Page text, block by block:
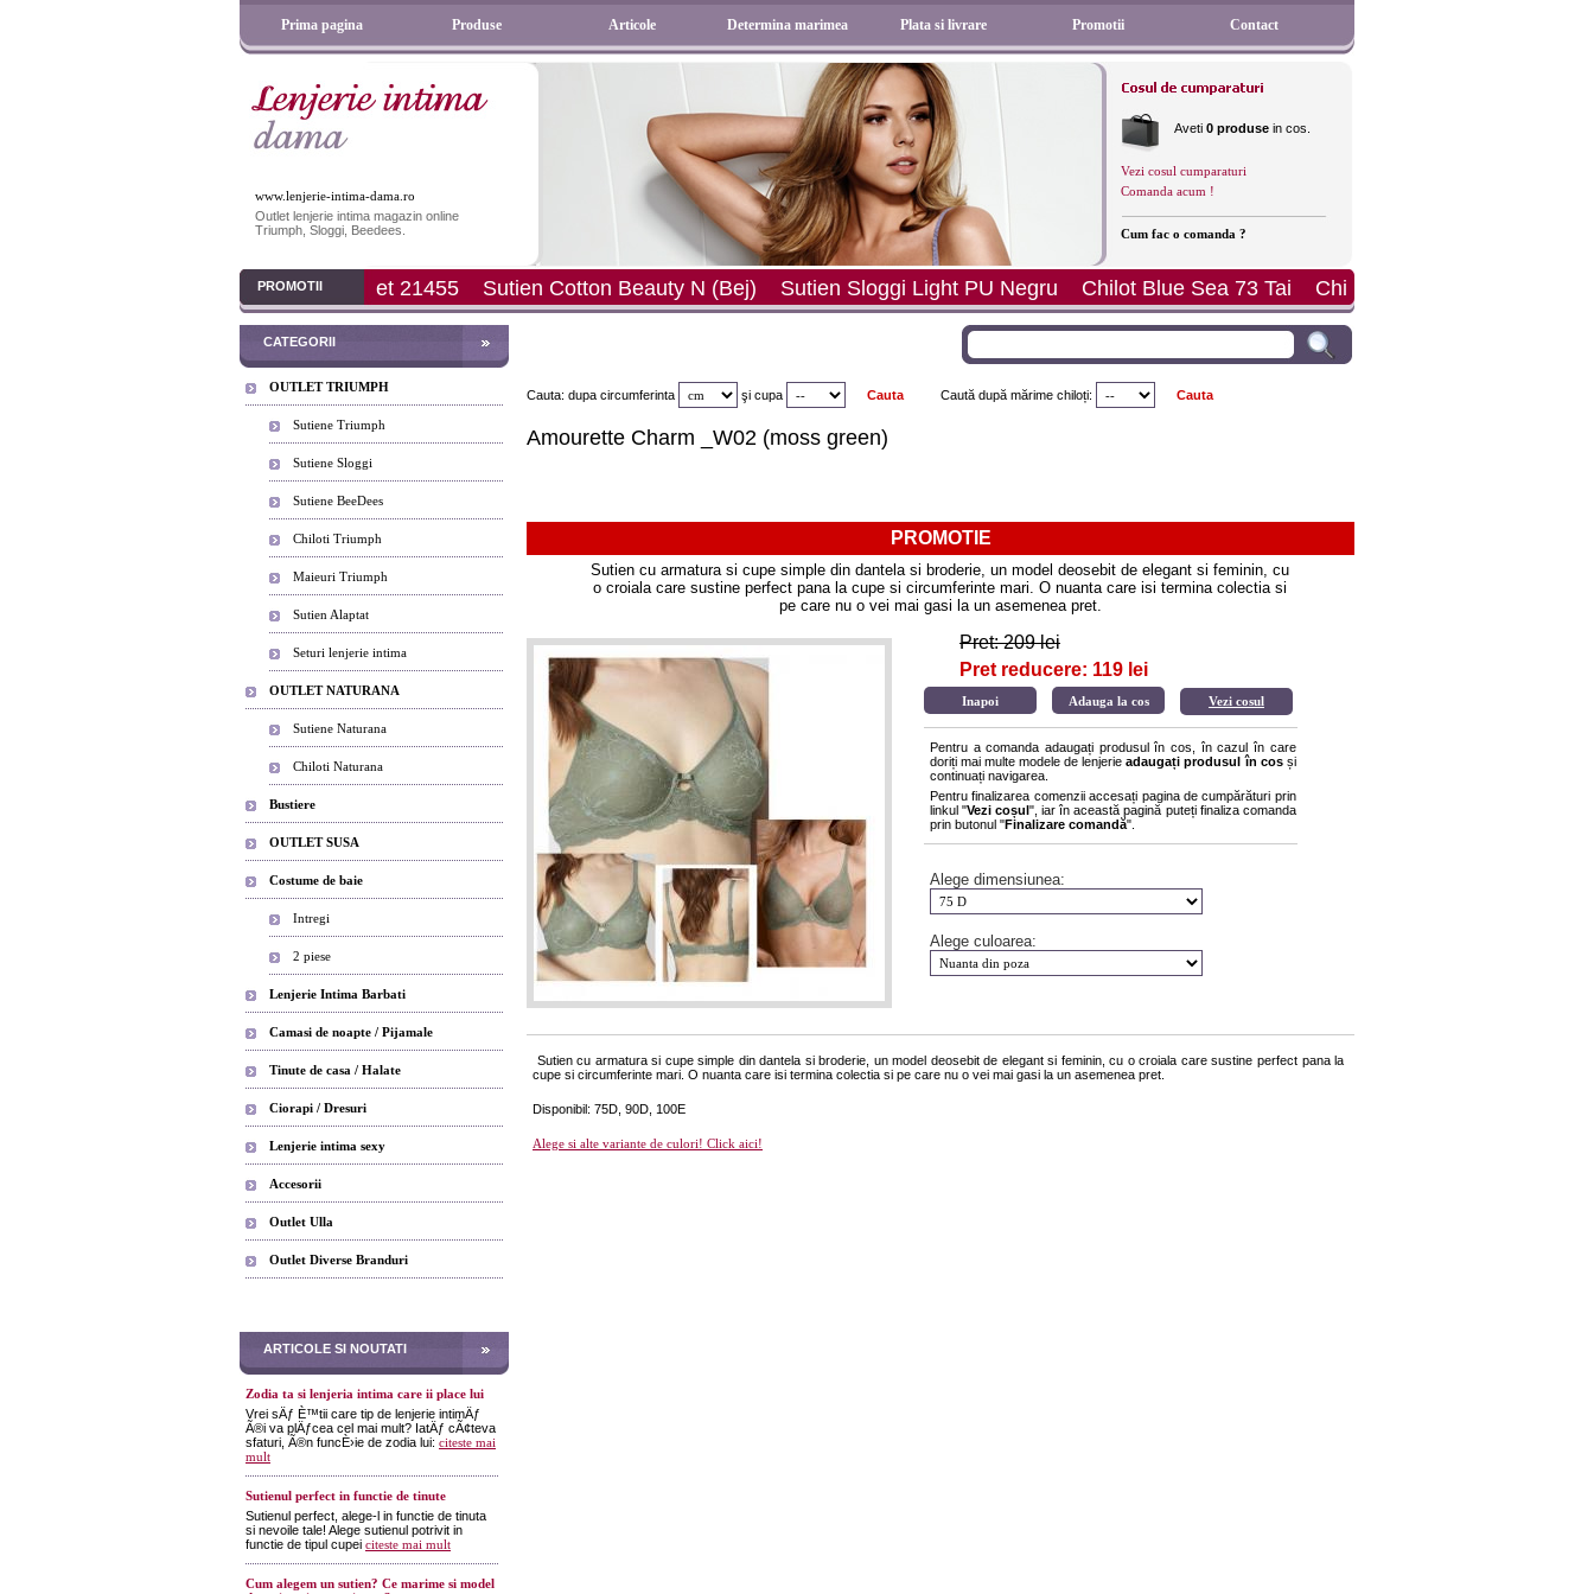
Prima pagina Produse Articole Determina marimea Plata si livrare Promotii Contact
www.lenjerie-intima-dama.ro
Outlet lenjerie intima magazin online
Triumph, Sloggi, Beedees.
Aveti 0 produse in cos.
Vezi cosul cumparaturi
Comanda acum !
Cum fac o comanda ?
PROMOTII
Sutien Cotton Beauty N (Bej) Sutien Sloggi Light PU Negru Chilot Blue Sea 73 Tai Chilot Perfect Day Hipster Sutien Sloggi Light WHPM
CATEGORII
OUTLET TRIUMPH
Sutiene Triumph
Sutiene Sloggi
Sutiene BeeDees
Chiloti Triumph
Maieuri Triumph
Sutien Alaptat
Seturi lenjerie intima
OUTLET NATURANA
Sutiene Naturana
Chiloti Naturana
Bustiere
OUTLET SUSA
Costume de baie
Intregi
2 piese
Lenjerie Intima Barbati
Camasi de noapte / Pijamale
Tinute de casa / Halate
Ciorapi / Dresuri
Lenjerie intima sexy
Accesorii
Outlet Ulla
Outlet Diverse Branduri
ARTICOLE SI NOUTATI
Zodia ta si lenjeria intima care ii place lui
Vrei sÄƒ È™tii care tip de lenjerie intimÄƒ
Ã®i va plÄƒcea cel mai mult? IatÄƒ cÃ¢teva
sfaturi, Ã®n funcÈ›ie de zodia lui: citeste mai
mult
Sutienul perfect in functie de tinute
Sutienul perfect, alege-l in functie de tinuta
si nevoile tale! Alege sutienul potrivit in
functie de tipul cupei citeste mai mult
Cum alegem un sutien? Ce marime si model
Cauta: dupa circumferinta şi cupa Caută după mărime chiloți:
Amourette Charm _W02 (moss green)
PROMOTIE
Sutien cu armatura si cupe simple din dantela si broderie, un model deosebit de elegant si feminin, cu
o croiala care sustine perfect pana la cupe si circumferinte mari. O nuanta care isi termina colectia si
pe care nu o vei mai gasi la un asemenea pret.
Pret: 209 lei
Pret reducere: 119 lei
Vezi cosul
Pentru a comanda adaugați produsul în cos, în cazul în care
doriți mai multe modele de lenjerieadaugați produsul în cosși
continuați navigarea.
Pentru finalizarea comenzii accesați pagina de cumpărături prin
linkul "Vezi coșul", iar în această pagină puteți finaliza comanda
prin butonul "Finalizare comandă".
Alege dimensiunea:
Alege culoarea:
Sutien cu armatura si cupe simple din dantela si broderie, un model deosebit de elegant si feminin, cu o croiala care sustine perfect pana la
cupe si circumferinte mari. O nuanta care isi termina colectia si pe care nu o vei mai gasi la un asemenea pret.
Disponibil: 75D, 90D, 100E
Alege si alte variante de culori! Click aici!